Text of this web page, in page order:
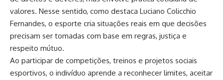
valores. Nesse sentido, como destaca Luciano Colicchio
Fernandes, o esporte cria situações reais em que decisões
precisam ser tomadas com base em regras, justiça e
respeito mútuo.
Ao participar de competições, treinos e projetos sociais
esportivos, o indivíduo aprende a reconhecer limites, aceitar